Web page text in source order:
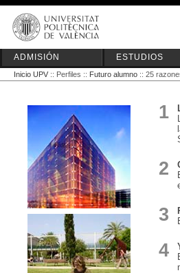
ADMISIÓN ESTUDIOS
Inicio UPV :: Perfiles :: Futuro alumno :: 25
1
2
3
4